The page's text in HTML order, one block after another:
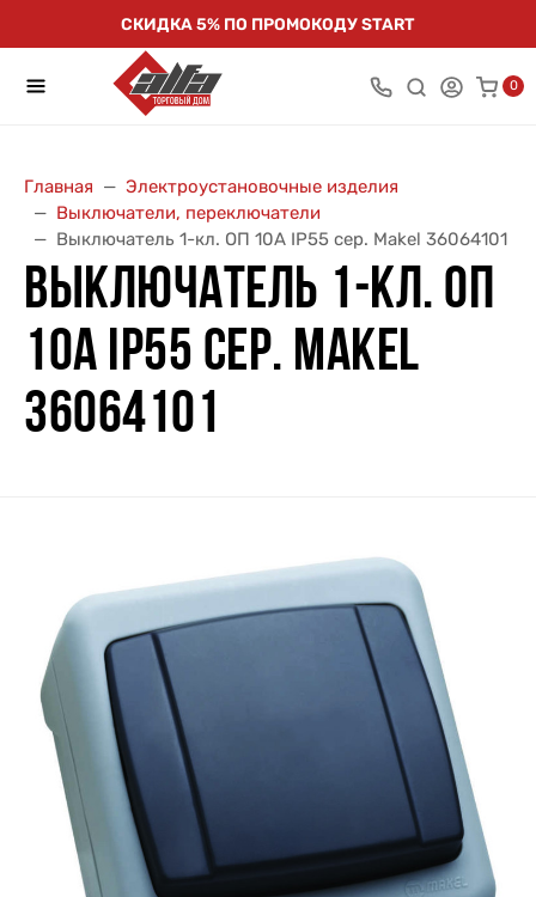
СКИДКА 5% ПО ПРОМОКОДУ START
0
Главная
Электроустановочные изделия
Выключатели, переключатели
Выключатель 1-кл. ОП 10А IP55 сер. Makel 36064101
ВЫКЛЮЧАТЕЛЬ 1-КЛ. ОП
10А IP55 СЕР. MAKEL
36064101